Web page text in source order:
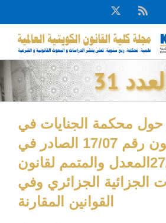
Rss
X
31
‬القوانين‭ ‬المقارنة